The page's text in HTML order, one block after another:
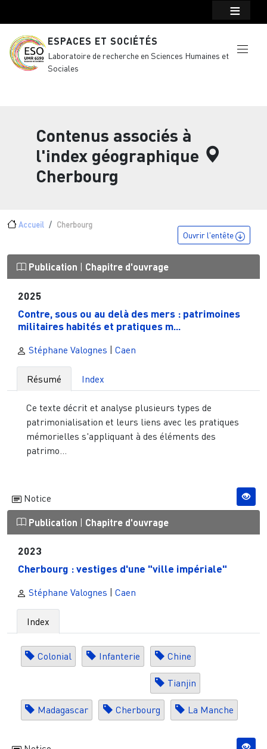
ESPACES ET SOCIÉTÉS
Laboratoire de recherche en Sciences Humaines et
Sociales
Contenus associés à
l'index géographique
Cherbourg
Fil d'Ariane
Accueil Cherbourg
Ouvrir l'entête
Publication Chapitre d'ouvrage
2025
Contre, sous ou au delà des mers : patrimoines
militaires habités et pratiques m...
Stéphane Valognes | Caen
Résumé Index
Ce texte décrit et analyse plusieurs types de
patrimonialisation et leurs liens avec les pratiques
mémorielles s'appliquant à des éléments des
patrimo...
Notice
Publication | Chapitre d'ouvrage
2023
Cherbourg : vestiges d'une "ville impériale"
Stéphane Valognes | Caen
Index
Colonial Infanterie Chine
Tianjin
Madagascar Cherbourg La Manche